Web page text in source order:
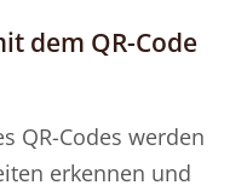
dem QR-Code
QR-Codes werden
erkennen und